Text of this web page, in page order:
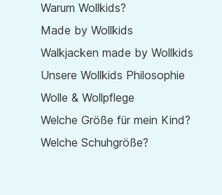
Warum Wollkids?
Made by Wollkids
Walkjacken made by Wollkids
Unsere Wollkids Philosophie
Wolle & Wollpflege
Welche Größe für mein Kind?
Welche Schuhgröße?